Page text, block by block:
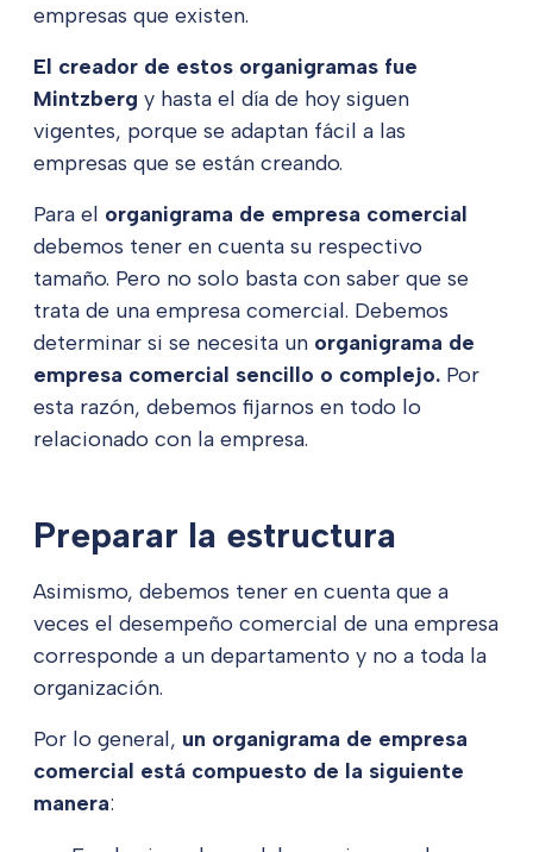
empresas que existen.
El creador de estos organigramas fue
Mintzberg y hasta el día de hoy siguen
vigentes, porque se adaptan fácil a las
empresas que se están creando.
Para el organigrama de empresa comercial
debemos tener en cuenta su respectivo
tamaño. Pero no solo basta con saber que se
trata de una empresa comercial. Debemos
determinar si se necesita un organigrama de
empresa comercial sencillo o complejo. Por
esta razón, debemos fijarnos en todo lo
relacionado con la empresa.
Preparar la estructura
Asimismo, debemos tener en cuenta que a
veces el desempeño comercial de una empresa
corresponde a un departamento y no a toda la
organización.
Por lo general, un organigrama de empresa
comercial está compuesto de la siguiente
manera: